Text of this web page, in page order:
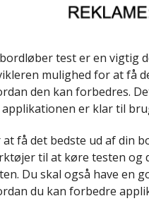
test er en vigtig
mulighed for at få
den kan forbedres.
er klar til
at få det bedste ud af din
til at køre testen og
Du skal også have en
du kan forbedre